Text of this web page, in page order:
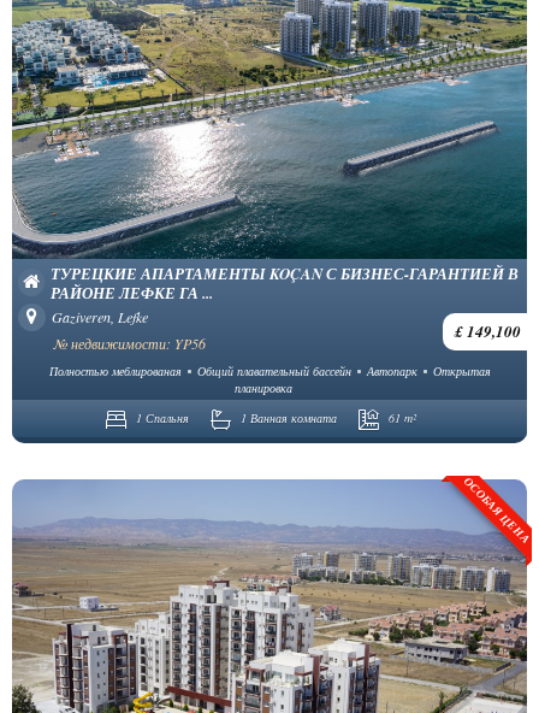
ТУРЕЦКИЕ АПАРТАМЕНТЫ KOÇAN С БИЗНЕС-ГАРАНТИЕЙ В
РАЙОНЕ ЛЕФКЕ ГА ...
Gaziveren, Lefke
£ 149,100
№ недвижимости: YP56
Полностью меблированая Общий плавательный бассейн Автопарк
Открытая
планировка
1 Спальня
1 Ванная комната 61 m²
ОСОБАЯ ЦЕНА